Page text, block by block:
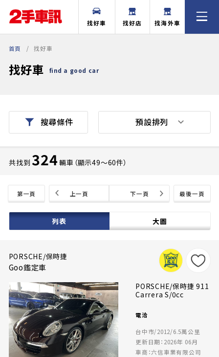
找好車 找好店 找海外車
首頁 找好車
找好車 find a good car
搜尋條件
共找到 324 輛車（顯示49〜60件）
第一頁 最後一頁
上一頁 下一頁
列表 大圖
預設排列
PORSCHE/保時捷
Goo鑑定車
PORSCHE/保時捷 911
Carrera S/0cc
電洽
台中市/2012/6.5萬公里
更新日期：2026年 06月
車商：六信車業有限公司